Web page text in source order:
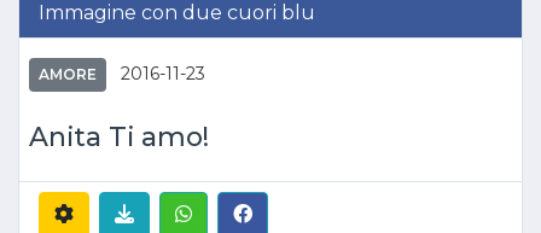
Immagine con due cuori blu
AMORE 2016-11-23
Anita Ti amo!